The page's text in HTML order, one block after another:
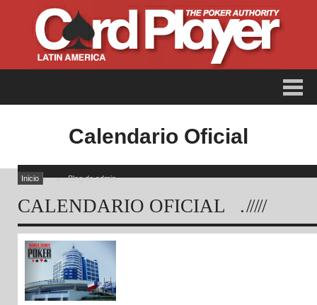
Calendario Oficial
Inicio Blog de admin
CALENDARIO OFICIAL